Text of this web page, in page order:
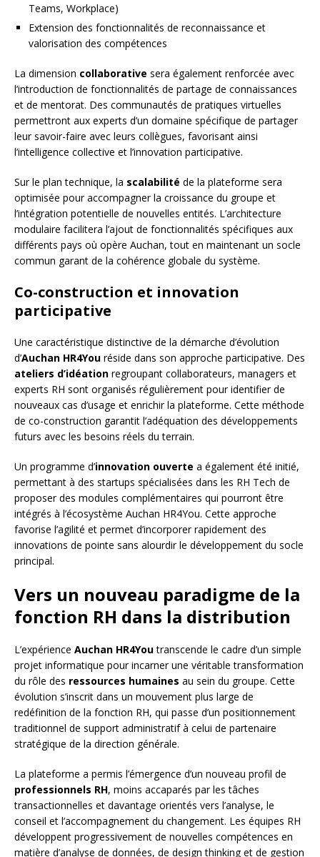
Teams, Workplace)
Extension des fonctionnalités de reconnaissance et
valorisation des compétences
La dimension collaborative sera également renforcée avec
l’introduction de fonctionnalités de partage de connaissances
et de mentorat. Des communautés de pratiques virtuelles
permettront aux experts d’un domaine spécifique de partager
leur savoir-faire avec leurs collègues, favorisant ainsi
l’intelligence collective et l’innovation participative.
Sur le plan technique, la scalabilité de la plateforme sera
optimisée pour accompagner la croissance du groupe et
l’intégration potentielle de nouvelles entités. L’architecture
modulaire facilitera l’ajout de fonctionnalités spécifiques aux
différents pays où opère Auchan, tout en maintenant un socle
commun garant de la cohérence globale du système.
Co-construction et innovation
participative
Une caractéristique distinctive de la démarche d’évolution
d’Auchan HR4You réside dans son approche participative. Des
ateliers d’idéation regroupant collaborateurs, managers et
experts RH sont organisés régulièrement pour identifier de
nouveaux cas d’usage et enrichir la plateforme. Cette méthode
de co-construction garantit l’adéquation des développements
futurs avec les besoins réels du terrain.
Un programme d’innovation ouverte a également été initié,
permettant à des startups spécialisées dans les RH Tech de
proposer des modules complémentaires qui pourront être
intégrés à l’écosystème Auchan HR4You. Cette approche
favorise l’agilité et permet d’incorporer rapidement des
innovations de pointe sans alourdir le développement du socle
principal.
Vers un nouveau paradigme de la
fonction RH dans la distribution
L’expérience Auchan HR4Youtranscende le cadre d’un simple
projet informatique pour incarner une véritable transformation
du rôle des ressources humaines au sein du groupe. Cette
évolution s’inscrit dans un mouvement plus large de
redéfinition de la fonction RH, qui passe d’un positionnement
traditionnel de support administratif à celui de partenaire
stratégique de la direction générale.
La plateforme a permis l’émergence d’un nouveau profil de
professionnels RH, moins accaparés par les tâches
transactionnelles et davantage orientés vers l’analyse, le
conseil et l’accompagnement du changement. Les équipes RH
développent progressivement de nouvelles compétences en
matière d’analyse de données, de design thinking et de gestion